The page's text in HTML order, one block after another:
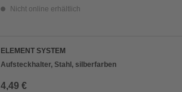
Nicht online erhältlich
ELEMENT SYSTEM
Aufsteckhalter, Stahl, silberfarben
4,49 €